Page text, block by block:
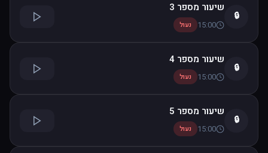
🔒
שיעור מספר 3
15:00 נעול
🔒
שיעור מספר 4
15:00 נעול
🔒
שיעור מספר 5
15:00 נעול